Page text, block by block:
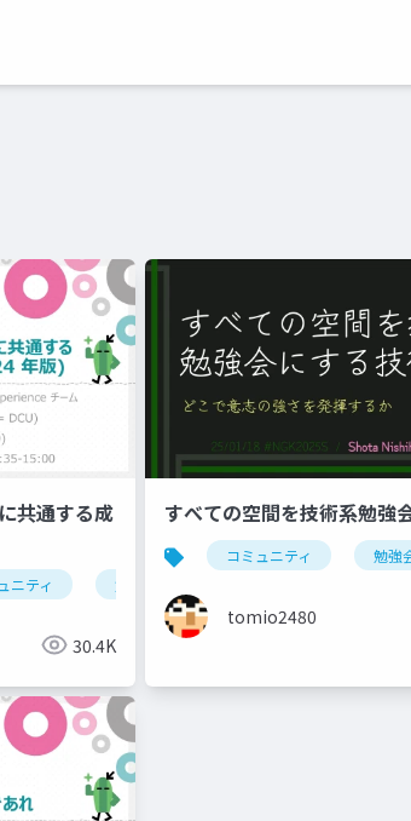
blog
共通する成
ニティ 勉強会
30.4K
すべての空間を技術系勉強
コミュニティ 勉強
tomio2480